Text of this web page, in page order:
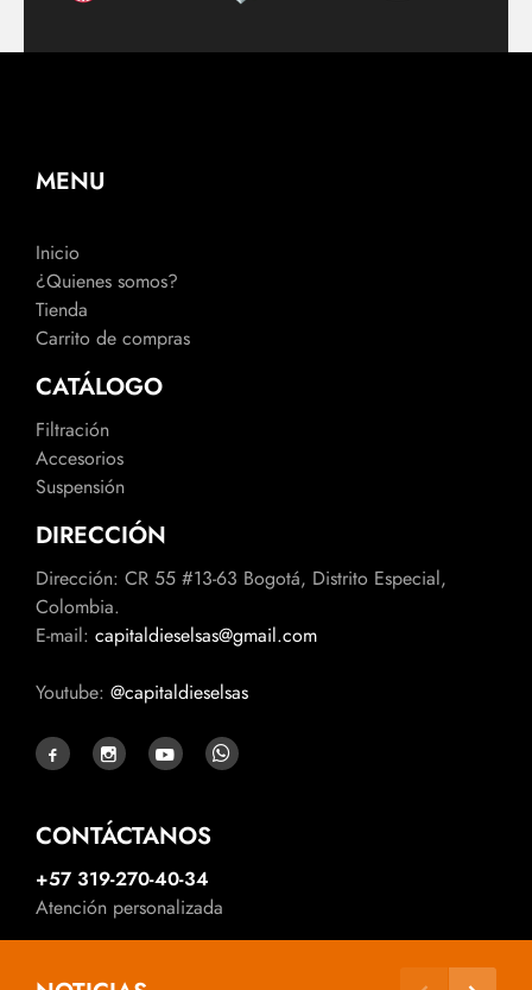
MENU
Inicio
¿Quienes somos?
Tienda
Carrito de compras
CATÁLOGO
Filtración
Accesorios
Suspensión
DIRECCIÓN
Dirección: CR 55 #13-63 Bogotá, Distrito Especial,
Colombia.
E-mail: capitaldieselsas@gmail.com
Youtube: @capitaldieselsas
CONTÁCTANOS
+57 319-270-40-34
Atención personalizada